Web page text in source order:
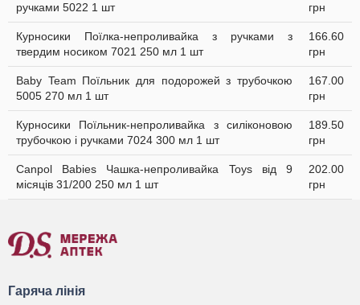
ручками 5022 1 шт
грн
Курносики Поїлка-непроливайка з ручками з
твердим носиком 7021 250 мл 1 шт
166.60
грн
Baby Team Поїльник для подорожей з трубочкою
5005 270 мл 1 шт
167.00
грн
Курносики Поїльник-непроливайка з силіконовою
трубочкою і ручками 7024 300 мл 1 шт
189.50
грн
Canpol Babies Чашка-непроливайка Toys від 9
місяців 31/200 250 мл 1 шт
202.00
грн
Гаряча лінія